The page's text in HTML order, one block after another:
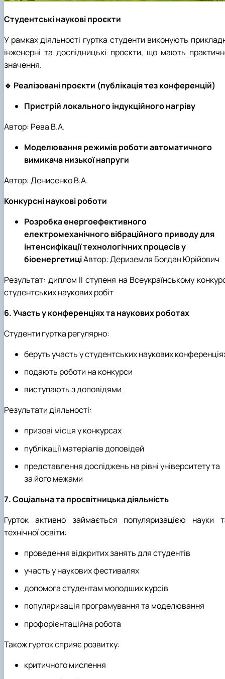
Студентські наукові проєкти
У рамках діяльності гуртка студенти виконують
інженерні та дослідницькі проєкти, що мають
значення.
🔹 Реалізовані проєкти (публікація тез конференцій)
Пристрій локального індукційного нагріву
Автор: Рева В.А.
Моделювання режимів роботи автоматичного
вимикача низької напруги
Автор: Денисенко В.А.
Конкурсні наукові роботи
Розробка енергоефективного
електромеханічного вібраційного приводу для
інтенсифікації технологічних процесів у
біоенергетиціАвтор: Дериземля Богдан Юрійович
Результат: диплом ІІ ступеня на Всеукраїнському
студентських наукових робіт
6. Участь у конференціях та наукових роботах
Студенти гуртка регулярно:
беруть участь у студентських наукових
подають роботи на конкурси
виступають з доповідями
Результати діяльності:
призові місця у конкурсах
публікації матеріалів доповідей
представлення досліджень на рівні університету та
за його межами
7. Соціальна та просвітницька діяльність
Гурток активно займається популяризацією науки
технічної освіти:
проведення відкритих занять для студентів
участь у наукових фестивалях
допомога студентам молодших курсів
популяризація програмування та моделювання
профорієнтаційна робота
Також гурток сприяє розвитку:
критичного мислення